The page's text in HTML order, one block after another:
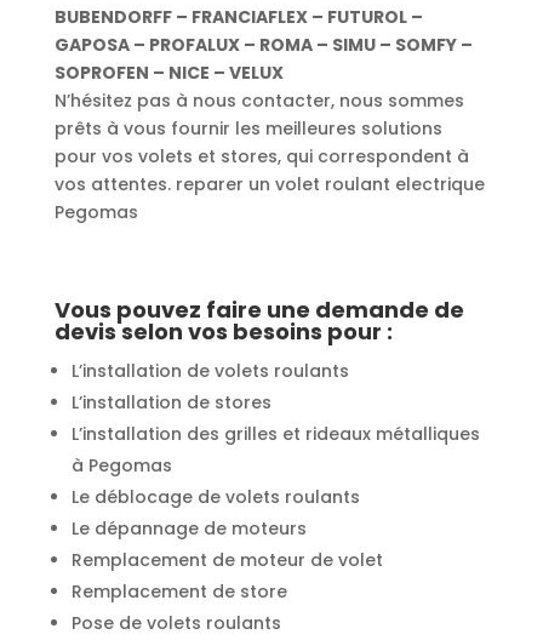
BUBENDORFF – FRANCIAFLEX – FUTUROL –
GAPOSA – PROFALUX – ROMA – SIMU – SOMFY –
SOPROFEN – NICE – VELUX
N’hésitez pas à nous contacter, nous sommes
prêts à vous fournir les meilleures solutions
pour vos volets et stores, qui correspondent à
vos attentes. reparer un volet roulant electrique
Pegomas
Vous pouvez faire une demande de
devis selon vos besoins pour :
L’installation de volets roulants
L’installation de stores
L’installation des grilles et rideaux métalliques
à Pegomas
Le déblocage de volets roulants
Le dépannage de moteurs
Remplacement de moteur de volet
Remplacement de store
Pose de volets roulants